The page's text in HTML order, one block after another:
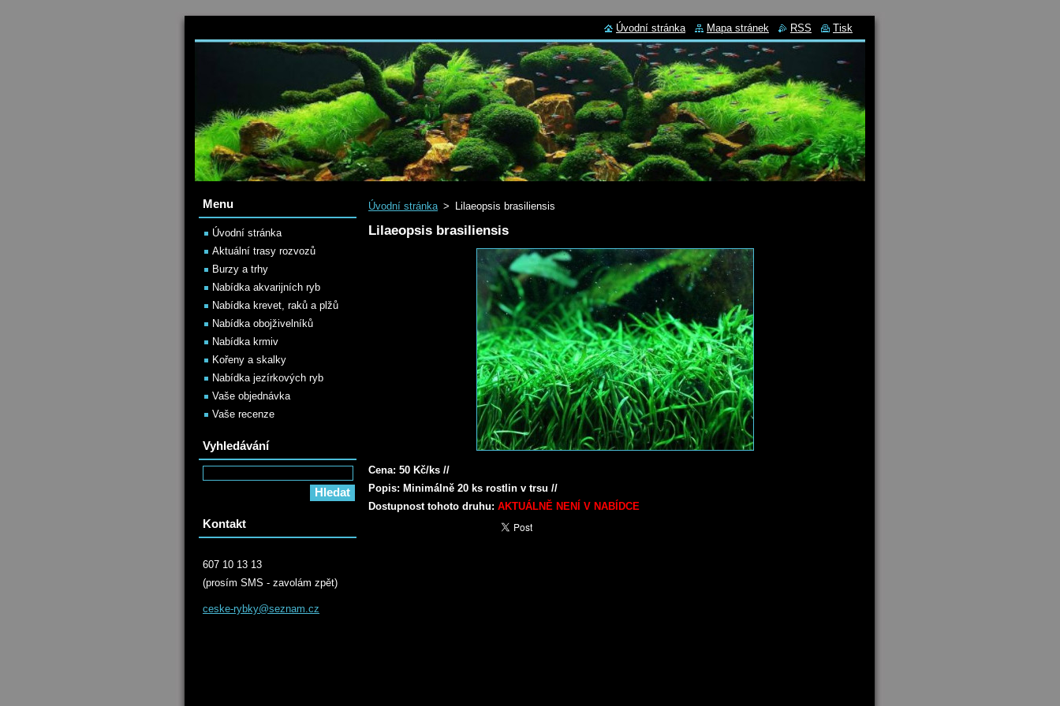
Úvodní stránka > Lilaeopsis brasiliensis
Lilaeopsis brasiliensis
Cena: 50 Kč/ks //
Popis: Minimálně 20 ks rostlin v trsu //
Dostupnost tohoto druhu: AKTUÁLNĚ NENÍ V NABÍDCE
Menu
Úvodní stránka
Aktuální trasy rozvozů
Burzy a trhy
Nabídka akvarijních ryb
Nabídka krevet, raků a plžů
Nabídka obojživelníků
Nabídka krmiv
Kořeny a skalky
Nabídka jezírkových ryb
Vaše objednávka
Vaše recenze
Vyhledávání
Kontakt
607 10 13 13
(prosím SMS - zavolám zpět)
ceske-rybky@seznam.cz
Úvodní stránka Mapa stránek RSS Tisk